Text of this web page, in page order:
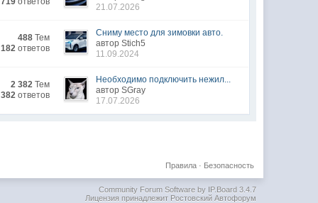
21.07.2026
488 Тем
ответов
Сниму место для зимовки авто.
автор Stich5
11.09.2024
2 382 Тем
ответов
Необходимо подключить нежил...
автор SGray
17.07.2026
Безопасность
Правила·
Community Forum Software by IP.Board 3.4.7
Лицензия принадлежит Ростовский Автофорум